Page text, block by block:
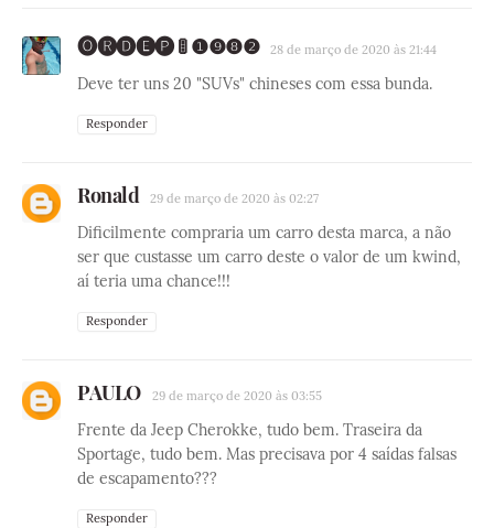
🅞🅡🅓🅔🅟 🚦 ❶❾❽❷ 28 de março de 2020 às 21:44
Deve ter uns 20 "SUVs" chineses com essa bunda.
Responder
Ronald 29 de março de 2020 às 02:27
Dificilmente compraria um carro desta marca, a não
ser que custasse um carro deste o valor de um kwind,
aí teria uma chance!!!
Responder
PAULO 29 de março de 2020 às 03:55
Frente da Jeep Cherokke, tudo bem. Traseira da
Sportage, tudo bem. Mas precisava por 4 saídas falsas
de escapamento???
Responder